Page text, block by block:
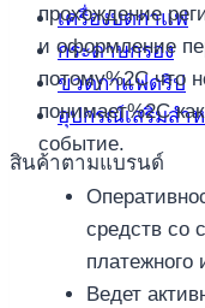
เครื่องบดกาแฟ
กระดาษกรอง
ขวดกาแฟดริป
อุปกรณ์เสริมสำ
สินค้าตามแบรนด์
прохождение
и оформление
потому%2C что
понимает%2C
событие.
средств со
платежного
Ведет